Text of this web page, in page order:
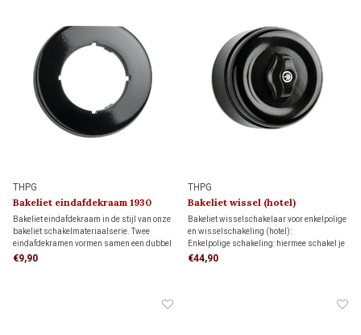
THPG
Bakeliet eindafdekraam 1930
Bakeliet eindafdekraam in de stijl van onze
bakeliet schakelmateriaalserie. Twee
eindafdekramen vormen samen een dubbel
afdekraam. Samen met een
€9,90
THPG
Bakeliet wissel (hotel)
schakelaar 1930
Bakeliet wisselschakelaar voor enkelpolige
en wisselschakeling (hotel):
Enkelpolige schakeling: hiermee schakel je
een lamp vanaf één schakelaar aan en uit.
€44,90